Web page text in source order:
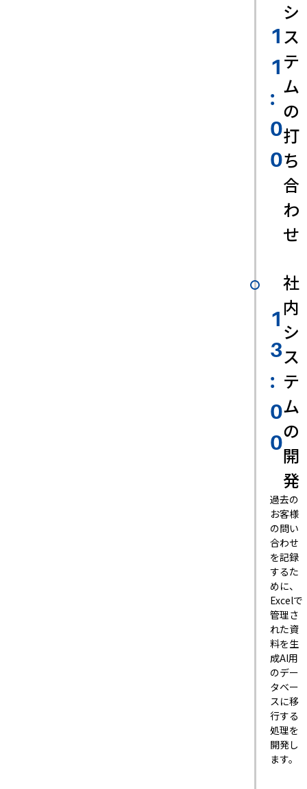
1
1
:
0
0
シ
ス
テ
ム
の
打
ち
合
わ
せ
1
3
:
0
0
社
内
シ
ス
テ
ム
の
開
発
過去の
お客様
の問い
合わせ
を記録
するた
めに、
Excelで
管理さ
れた資
料を生
成AI用
のデー
タベー
スに移
行する
処理を
開発し
ます。